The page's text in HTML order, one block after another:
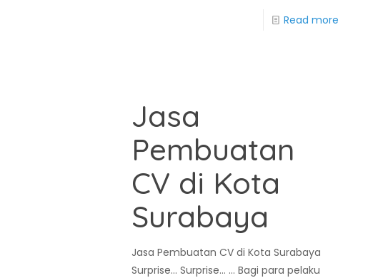
Read more
Jasa
Pembuatan
CV di Kota
Surabaya
Jasa Pembuatan CV di Kota Surabaya
Surprise… Surprise… … Bagi para pelaku